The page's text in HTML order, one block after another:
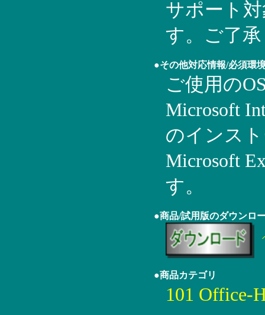
サポート
す。ご了
●その他対応情報/必須環
ご使用の
Microsoft
のインス
Microsoft
す。
●商品/試用版のダウンロ
●商品カテゴリ
101 Office-